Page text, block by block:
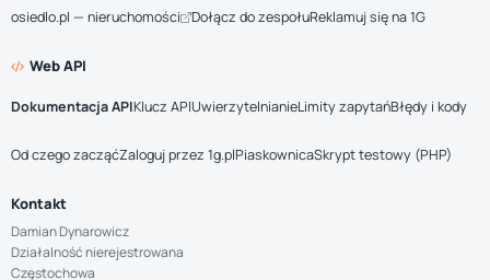
osiedlo.pl — nieruchomości Dołącz do zespołuReklamuj się na 1G
Web API
Dokumentacja APIKlucz APIUwierzytelnianieLimity zapytańBłędy i kody
Od czego zacząćZaloguj przez 1g.plPiaskownicaSkrypt testowy (PHP)
Kontakt
Damian Dynarowicz
Działalność nierejestrowana
Częstochowa